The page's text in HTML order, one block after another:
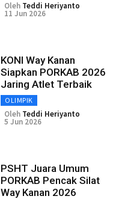
Oleh Teddi Heriyanto
11 Jun 2026
KONI Way Kanan
Siapkan PORKAB 2026
Jaring Atlet Terbaik
OLIMPIK
Oleh Teddi Heriyanto
5 Jun 2026
PSHT Juara Umum
PORKAB Pencak Silat
Way Kanan 2026